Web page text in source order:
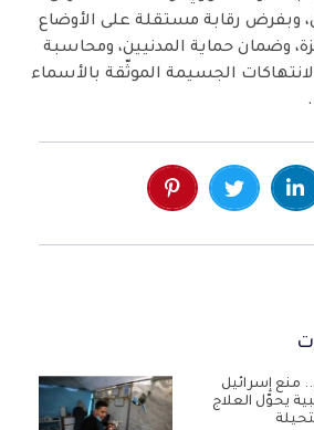
وبفرض رقابة مستقلة على الأوضاع
وضمان حماية المدنيين، ومحاسبة
الجسيمة الموثّقة بالأسماء
منع إسرائيل
يحوّل العلاج